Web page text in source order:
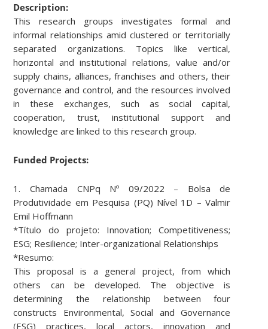
Description:
This research groups investigates formal and
informal relationships amid clustered or territorially
separated organizations. Topics like vertical,
horizontal and institutional relations, value and/or
supply chains, alliances, franchises and others, their
governance and control, and the resources involved
in these exchanges, such as social capital,
cooperation, trust, institutional support and
knowledge are linked to this research group.
Funded Projects:
1. Chamada CNPq Nº 09/2022 – Bolsa de
Produtividade em Pesquisa (PQ) Nível 1D – Valmir
Emil Hoffmann
*Título do projeto: Innovation; Competitiveness;
ESG; Resilience; Inter-organizational Relationships
*Resumo:
This proposal is a general project, from which
others can be developed. The objective is
determining the relationship between four
constructs Environmental, Social and Governance
(ESG) practices, local actors, innovation and